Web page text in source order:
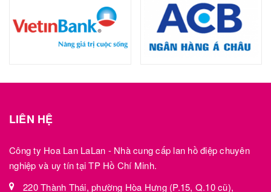
LIÊN HỆ
Công ty Hoa Lan LaLan - Nhà cung cấp lan hồ điệp chuyên
nghiệp và uy tín tại TP Hồ Chí Minh.
220 Thành Thái, phường Hòa Hưng (P.15, Q.10 cũ),